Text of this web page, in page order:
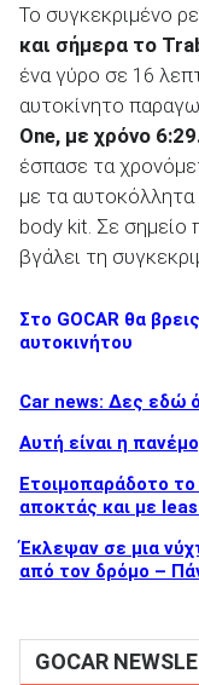
Το συγκεκριμένο
και σήμερα το
ένα γύρο σε 16
αυτοκίνητο
One, με χρόνο
έσπασε τα
με τα
body kit. Σε σημείο
βγάλει τη
Στο GOCAR θα
αυτοκινήτου
Car news: Δες εδώ
Αυτή είναι η
Ετοιμοπαράδοτο
αποκτάς και με
Έκλεψαν σε μια
από τον δρόμο –
GOCAR